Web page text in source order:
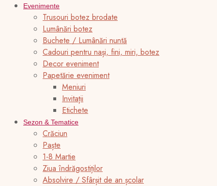
Evenimente
Trusouri botez brodate
Lumânări botez
Buchete / Lumânări nuntă
Cadouri pentru nași, fini, miri, botez
Decor eveniment
Papetărie eveniment
Meniuri
Invitații
Etichete
Sezon & Tematice
Crăciun
Paște
1-8 Martie
Ziua îndrăgostiților
Absolvire / Sfârșit de an școlar